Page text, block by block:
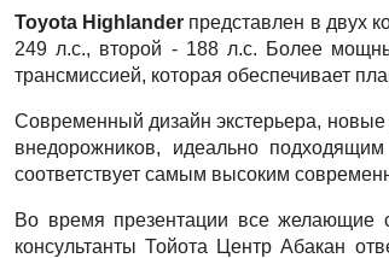
Toyota Highlander представлен в двух
249 л.с., второй - 188 л.с. Более
трансмиссией, которая обеспечивает
Современный дизайн экстерьера,
внедорожников, идеально
соответствует самым высоким
Во время презентации все желающие
консультанты Тойота Центр Абакан